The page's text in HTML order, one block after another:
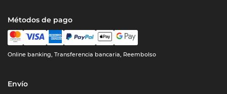
Métodos de pago
Online banking, Transferencia bancaria, Reembolso
Envío